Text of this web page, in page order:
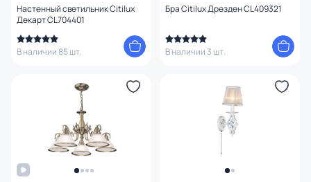
Настенный светильник Citilux
Декарт CL704401
В наличии 85 шт.
Бра Citilux Дрезден CL409321
В наличии 3 шт.